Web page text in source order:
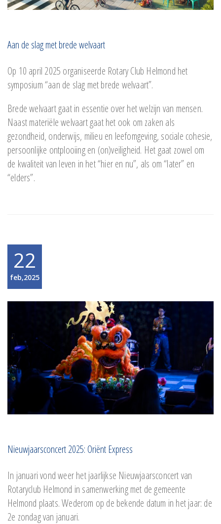
Aan de slag met brede welvaart
Op 10 april 2025 organiseerde Rotary Club Helmond het
symposium “aan de slag met brede welvaart”.
Brede welvaart gaat in essentie over het welzijn van mensen.
Naast materiële welvaart gaat het ook om zaken als
gezondheid, onderwijs, milieu en leefomgeving, sociale cohesie,
persoonlijke ontplooiing en (on)veiligheid. Het gaat zowel om
de kwaliteit van leven in het “hier en nu”, als om “later” en
“elders”.
22
feb,2025
Nieuwjaarsconcert 2025: Oriënt Express
In januari vond weer het jaarlijkse Nieuwjaarsconcert van
Rotaryclub Helmond in samenwerking met de gemeente
Helmond plaats. Wederom op de bekende datum in het jaar: de
2e zondag van januari.